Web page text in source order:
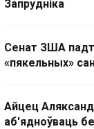
Запрудніка
Сенат ЗША
«пякельных»
Айцец
аб'ядноўваць